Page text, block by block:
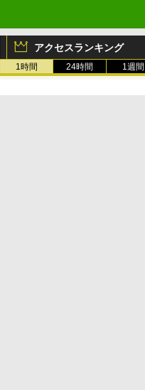
アクセスランキング
1時間 24時間 1週間